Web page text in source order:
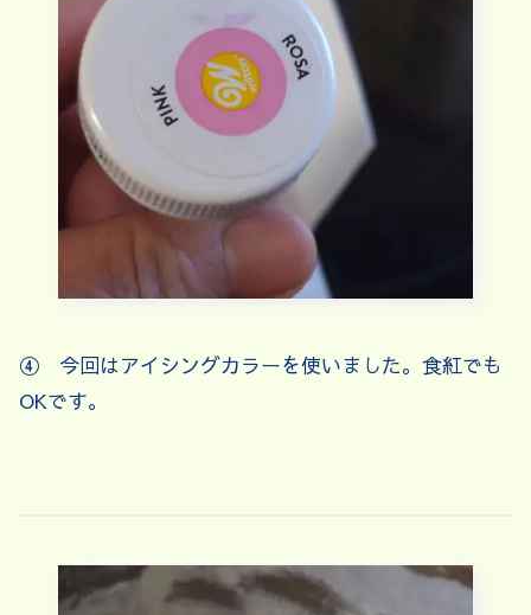
④ 今回はアイシングカラーを使いました。食紅でも
OKです。